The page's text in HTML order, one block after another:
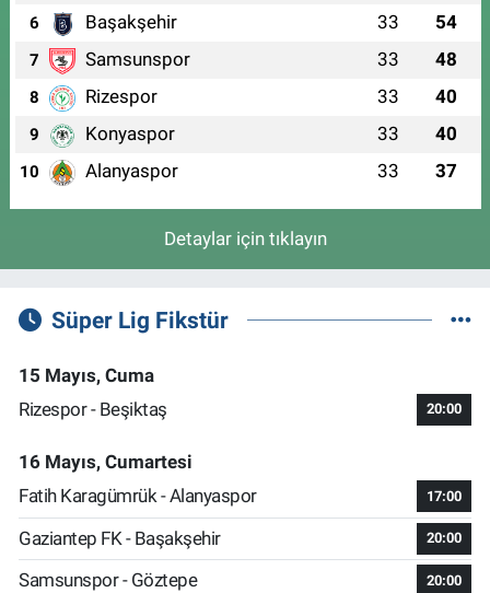
6 Başakşehir 33 54
7 Samsunspor 33 48
8 Rizespor 33 40
9 Konyaspor 33 40
10 Alanyaspor 33 37
Detaylar için tıklayın
Süper Lig Fikstür
15 Mayıs, Cuma
Rizespor - Beşiktaş
20:00
16 Mayıs, Cumartesi
Fatih Karagümrük - Alanyaspor
17:00
Gaziantep FK - Başakşehir 20:00
Samsunspor - Göztepe 20:00